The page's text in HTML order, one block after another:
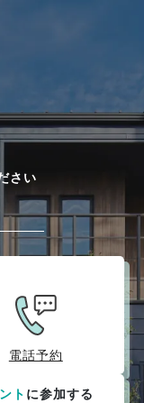
さい
電話予約
ト に参加する